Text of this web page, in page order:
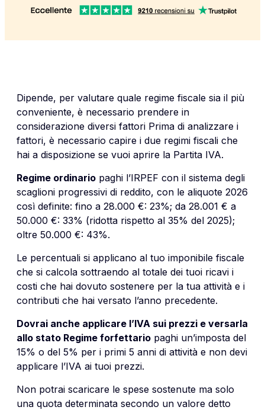
Dipende, per valutare quale regime fiscale sia il più
conveniente, è necessario prendere in
considerazione diversi fattori Prima di analizzare i
fattori, è necessario capire i due regimi fiscali che
hai a disposizione se vuoi aprire la Partita IVA.
Regime ordinario paghi l’IRPEF con il sistema degli
scaglioni progressivi di reddito, con le aliquote 2026
così definite: fino a 28.000 €: 23%; da 28.001 € a
50.000 €: 33% (ridotta rispetto al 35% del 2025);
oltre 50.000 €: 43%.
Le percentuali si applicano al tuo imponibile fiscale
che si calcola sottraendo al totale dei tuoi ricavi i
costi che hai dovuto sostenere per la tua attività e i
contributi che hai versato l’anno precedente.
Dovrai anche applicare l’IVA sui prezzi e versarla
allo stato Regime forfettario paghi un’imposta del
15% o del 5% per i primi 5 anni di attività e non devi
applicare l’IVA ai tuoi prezzi.
Non potrai scaricare le spese sostenute ma solo
una quota determinata secondo un valore detto